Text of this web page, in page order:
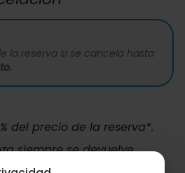
la reserva si se cancela hasta
del precio de la reserva*.
siempre se devuelve.